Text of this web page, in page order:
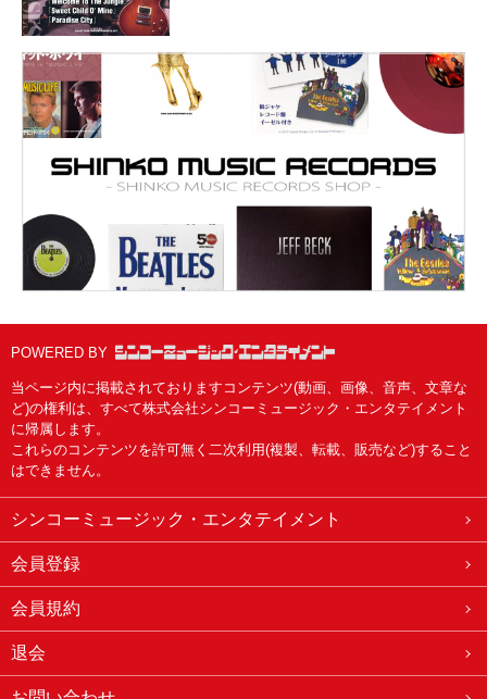
POWERED BY
当ページ内に掲載されておりますコンテンツ(動画、画像、音声、文章な
ど)の権利は、すべて株式会社シンコーミュージック・エンタテイメント
に帰属します。
これらのコンテンツを許可無く二次利用(複製、転載、販売など)すること
はできません。
シンコーミュージック・エンタテイメント
会員登録
会員規約
退会